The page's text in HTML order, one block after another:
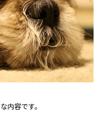
内容です。